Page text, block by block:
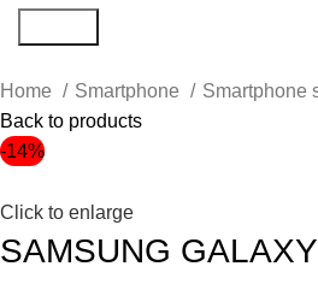
Home Smartphone Smartphone
Back to products
-14%
Click to enlarge
SAMSUNG